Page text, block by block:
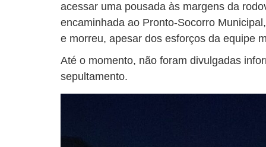
acessar uma pousada às margens da
encaminhada ao Pronto-Socorro
e morreu, apesar dos esforços da equipe
Até o momento, não foram divulgadas
sepultamento.